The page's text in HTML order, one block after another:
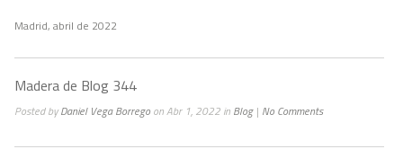
Madrid, abril de 2022
Madera de Blog 344
Posted byDaniel Vega Borrego on Abr 1, 2022 in Blog| No Comments